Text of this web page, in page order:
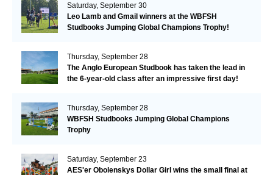
Saturday, September 30
Leo Lamb and Gmail winners at the WBFSH
Studbooks Jumping Global Champions Trophy!
Thursday, September 28
The Anglo European Studbook has taken the lead in
the 6-year-old class after an impressive first day!​
Thursday, September 28
WBFSH Studbooks Jumping Global Champions
Trophy
Saturday, September 23
AES'er Obolenskys Dollar Girl wins the small final at